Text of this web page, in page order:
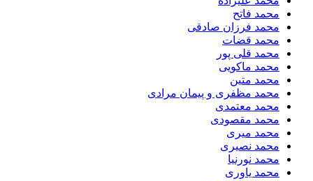
محمد فاتح
محمد فرزان صادقی
محمد قضات
محمد قلی پور
محمد ماکویی
محمد متین
محمد مظفری و پیمان مرادی
محمد معتمدی
محمد مقصودی
محمد میری
محمد نصیری
محمد نورنیا
محمد یاوری